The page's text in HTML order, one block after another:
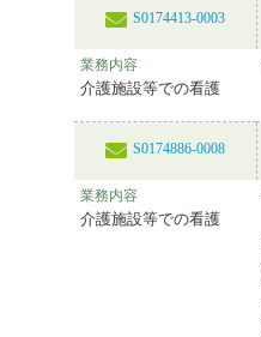
S0174413-0003
業務内容
介護施設等での看護
S0174886-0008
業務内容
介護施設等での看護